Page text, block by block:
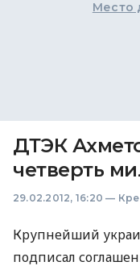
Место
ДТЭК
четверть
29.02.2012, 16:20 —
Крупнейший
подписал